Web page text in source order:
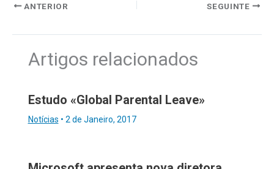
ANTERIOR SEGUINTE
Artigos relacionados
Estudo «Global Parental Leave»
Notícias • 2 de Janeiro, 2017